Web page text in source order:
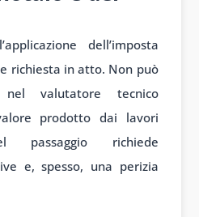
dell’imposta
richiesta in atto. Non può
valutatore tecnico
prodotto dai lavori
passaggio richiede
e, spesso, una perizia